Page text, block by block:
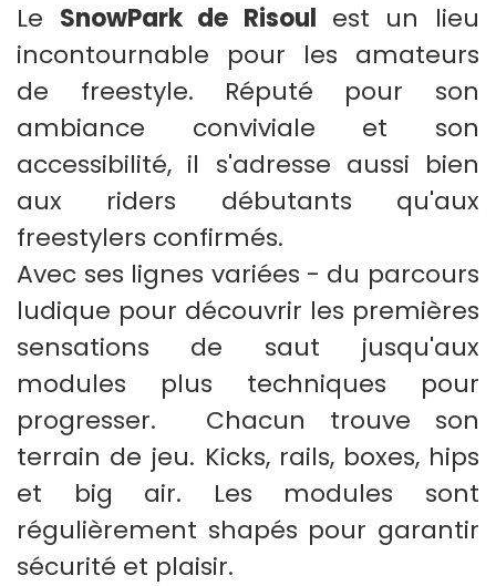
Le SnowPark de Risoul est un lieu
incontournable pour les amateurs
de freestyle. Réputé pour son
ambiance conviviale et son
accessibilité, il s'adresse aussi bien
aux riders débutants qu'aux
freestylers confirmés.
Avec ses lignes variées - du parcours
ludique pour découvrir les premières
sensations de saut jusqu'aux
modules plus techniques pour
progresser. Chacun trouve son
terrain de jeu. Kicks, rails, boxes, hips
et big air. Les modules sont
régulièrement shapés pour garantir
sécurité et plaisir.